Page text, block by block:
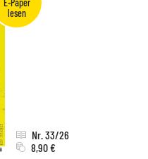
Nr. 33/26
8,90 €